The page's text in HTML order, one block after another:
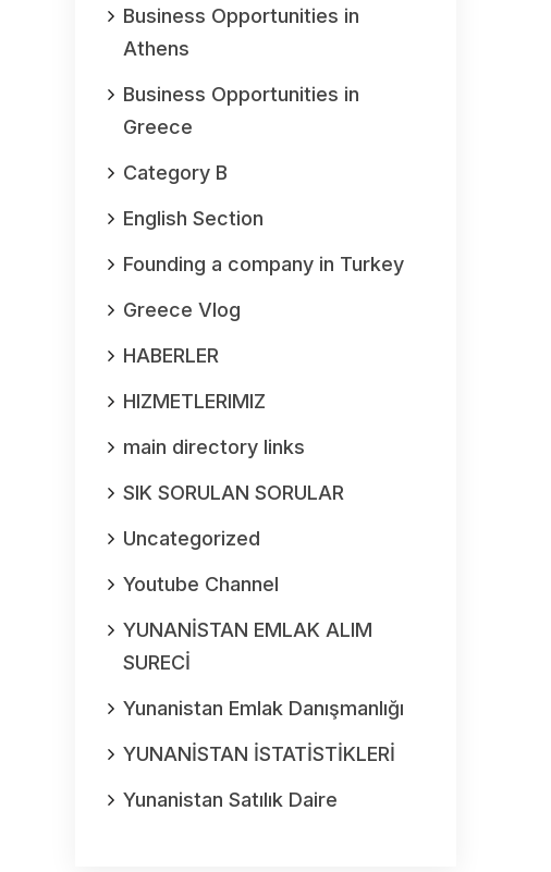
Business Opportunities in
Athens
Business Opportunities in
Greece
Category B
English Section
Founding a company in Turkey
Greece Vlog
HABERLER
HIZMETLERIMIZ
main directory links
SIK SORULAN SORULAR
Uncategorized
Youtube Channel
YUNANİSTAN EMLAK ALIM
SURECİ
Yunanistan Emlak Danışmanlığı
YUNANİSTAN İSTATİSTİKLERİ
Yunanistan Satılık Daire